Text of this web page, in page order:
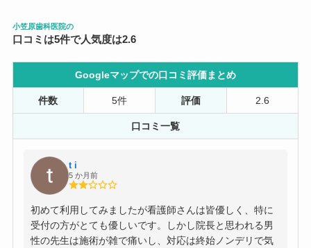
小笠原歯科医院の
口コミは5件で人気度は2.6
Googleマップでの口コミ評価まとめ
件数 5件 評価 2.6
口コミ一覧
t i
5 か月前
初めて利用してみましたが看護師さんは皆優しく、特に
受付の方がとても優しいです。しかし院長と思われる男
性の先生は施術が雑で痛いし、対応は終始ノンデリで気